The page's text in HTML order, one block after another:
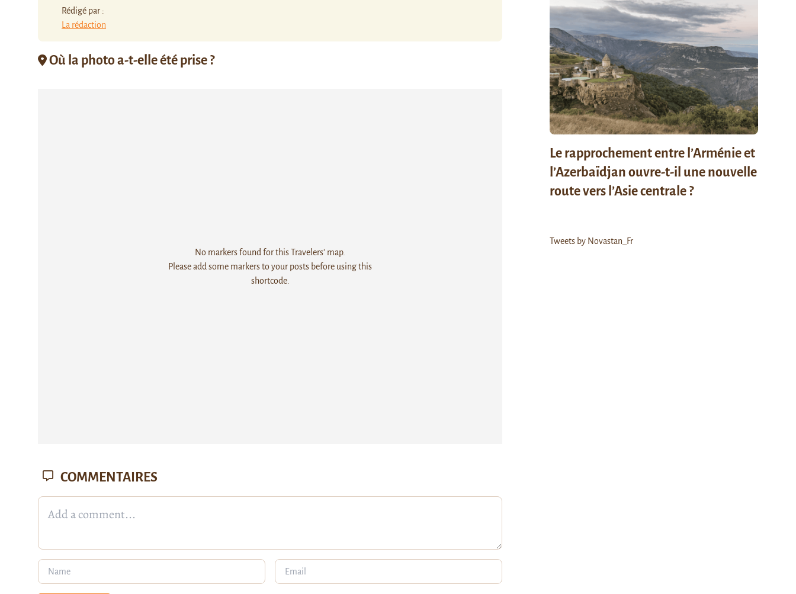
Rédigé par :
La rédaction
Où la photo a-t-elle été prise ?
No markers found for this Travelers' map.
Please add some markers to your posts before using this
shortcode.
Le rapprochement entre l’Arménie et
l’Azerbaïdjan ouvre-t-il une nouvelle
route vers l’Asie centrale ?
Tweets by Novastan_Fr
COMMENTAIRES